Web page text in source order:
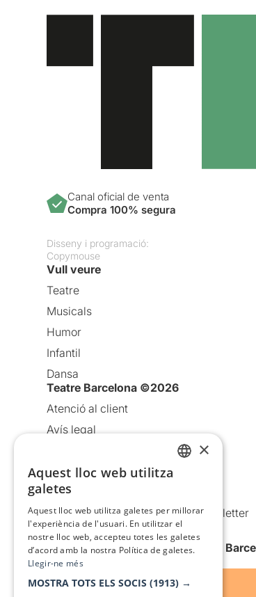
Canal oficial de venta
Compra 100% segura
Disseny i programació:
Copymouse
Vull veure
Teatre
Musicals
Humor
Infantil
Dansa
Teatre Barcelona ©2026
Atenció al client
Avís legal
Política de cookies
Condicions d’ús
Comunicacions comercials i Newsletter
Anuncia’t
Vull rebre la newsletter de Teatre
×
Aquest lloc web utilitza
galetes
Aquest lloc web utilitza galetes per millorar
l'experiència de l'usuari. En utilitzar el
nostre lloc web, accepteu totes les galetes
d’acord amb la nostra Política de galetes.
Llegir-ne més
MOSTRA TOTS ELS SOCIS (1913) →